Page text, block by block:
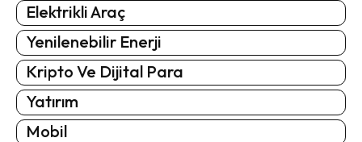
Elektrikli Araç
Yenilenebilir Enerji
Kripto Ve Dijital Para
Yatırım
Mobil